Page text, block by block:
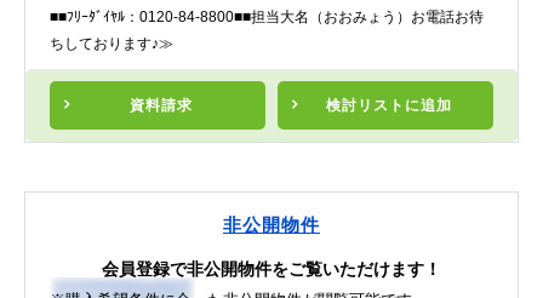
資料請求 検討リスト に追加
■■ﾌﾘｰﾀﾞｲﾔﾙ：0120-84-8800■■担当大名（おおみょう）お電話お待
ちしております♪≫
非公開物件
会員登録で非公開物件をご覧いただけます！